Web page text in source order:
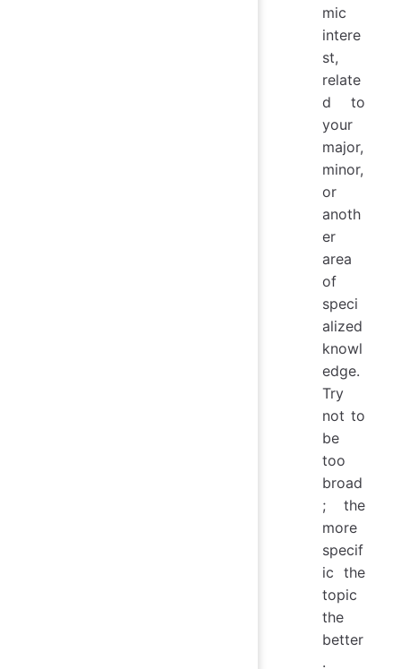
mic
intere
st,
relate
d to
your
major,
minor,
or
anoth
er
area
of
speci
alized
knowl
edge.
Try
not to
be
too
broad
; the
more
specif
ic the
topic
the
better
.